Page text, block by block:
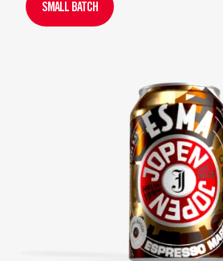
SMALL BATCH